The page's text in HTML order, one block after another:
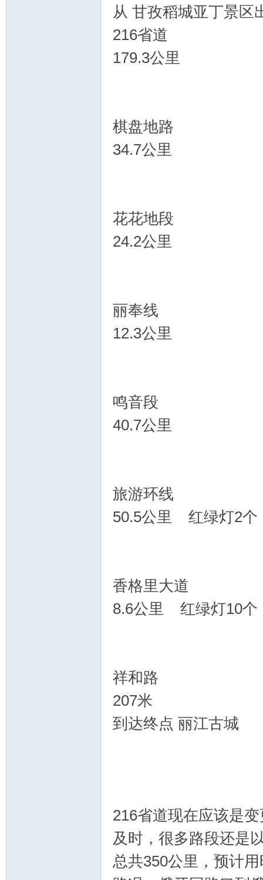
从 甘孜稻城亚丁景区
216省道
179.3公里
棋盘地路
34.7公里
花花地段
24.2公里
丽奉线
12.3公里
鸣音段
40.7公里
旅游环线
50.5公里 红绿灯2个
香格里大道
8.6公里 红绿灯10个
祥和路
207米
到达终点 丽江古城
216省道现在应该是
及时，很多路段还是
总共350公里，预计